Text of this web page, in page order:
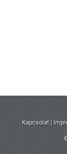
Kapcsolat |